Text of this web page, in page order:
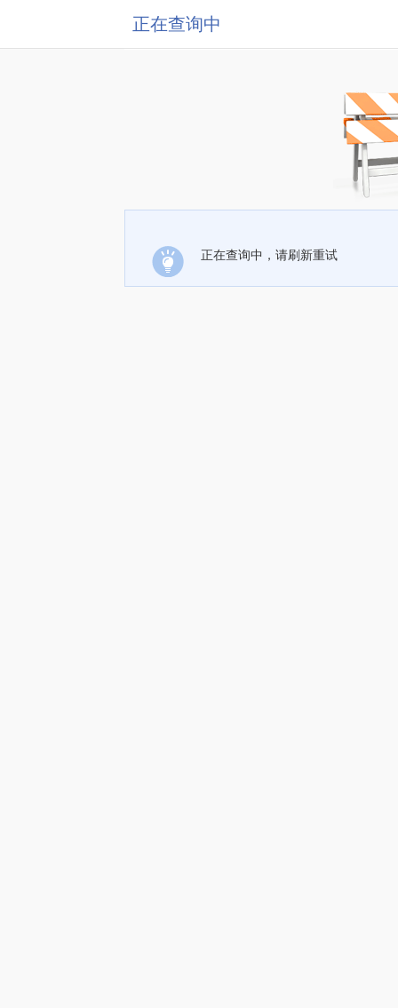
正在查询中
正在查询中，请刷新重试